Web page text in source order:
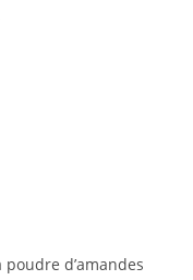
d’amandes